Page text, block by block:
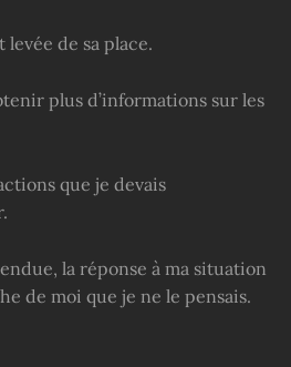
levée de sa place.
plus d’informations sur les
que je devais
la réponse à ma situation
de moi que je ne le pensais.